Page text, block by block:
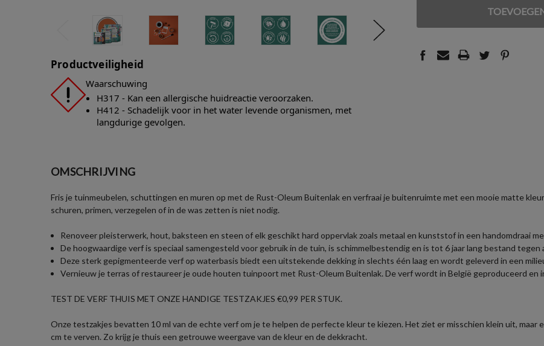
Productveiligheid
Waarschuwing
H317 - Kan een allergische huidreactie veroorzaken.
H412 - Schadelijk voor in het water levende organismen, met
langdurige gevolgen.
UNDEFINEDUNDEFINED
OMSCHRIJVING
Fris je tuinmeubelen, schuttingen en muren op met de Rust-Oleum Buitenlak en verfraai je buitenruimte met een mooie matte
schuren, primen, verzegelen of in de was zetten is niet nodig.
Renoveer pleisterwerk, hout, baksteen en steen of elk geschikt hard oppervlak zoals metaal en kunststof in een handomdraai
De hoogwaardige verf is speciaal samengesteld voor gebruik in de tuin, is schimmelbestendig en is tot 6 jaar lang bestand
Deze sterk gepigmenteerde verf op waterbasis biedt een uitstekende dekking in slechts één laag en wordt geleverd in een
Vernieuw je terras of restaureer je oude houten tuinpoort met Rust-Oleum Buitenlak. De verf wordt in België geproduceerd en
TEST DE VERF THUIS MET ONZE HANDIGE TESTZAKJES €0,99 PER STUK.
Onze testzakjes bevatten 10 ml van de echte verf om je te helpen de perfecte kleur te kiezen. Het ziet er misschien klein uit, maar
cm te verven. Zo krijg je thuis een getrouwe weergave van de kleur en de dekkracht.